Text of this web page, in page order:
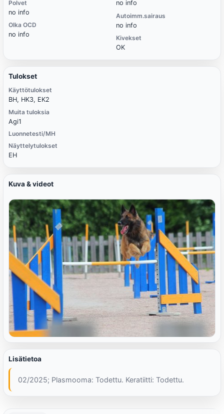
Polvet
no info
Olka OCD
no info
no info
Autoimm.sairaus
no info
Kivekset
OK
Tulokset
Käyttötulokset
BH, HK3, EK2
Muita tuloksia
Agi1
Luonnetesti/MH
Näyttelytulokset
EH
Kuva & videot
Lisätietoa
02/2025; Plasmooma: Todettu. Keratiitti: Todettu.